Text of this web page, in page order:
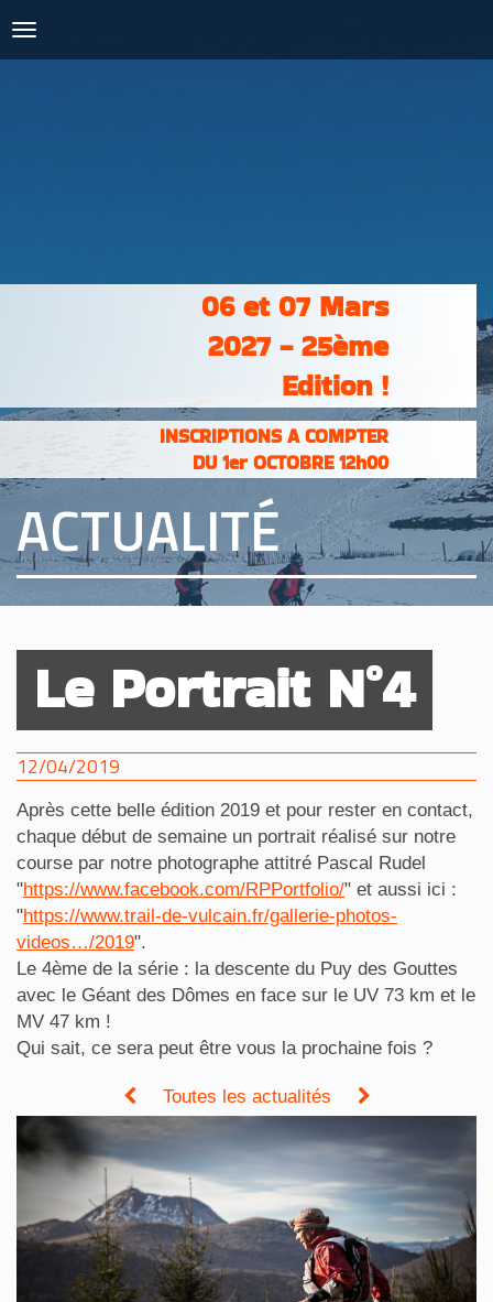
PHOTOS &
06 et 07 Mars
2027 - 25ème
Edition !
INSCRIPTIONS A COMPTER
DU 1er OCTOBRE 12h00
ACTUALITÉ
Le Portrait N°4
12/04/2019
Après cette belle édition 2019 et pour rester en contact,
chaque début de semaine un portrait réalisé sur notre
course par notre photographe attitré Pascal Rudel
"https://www.facebook.com/RPPortfolio/" et aussi ici :
"https://www.trail-de-vulcain.fr/gallerie-photos-
videos…/2019".
Le 4ème de la série : la descente du Puy des Gouttes
avec le Géant des Dômes en face sur le UV 73 km et le
MV 47 km !
Qui sait, ce sera peut être vous la prochaine fois ?
Toutes les actualités